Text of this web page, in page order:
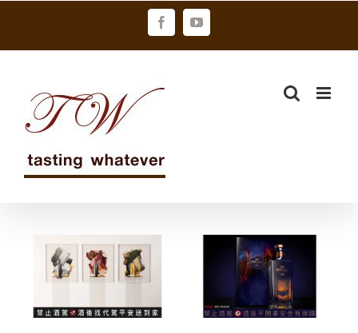
FacebookYouTube
「泥煤神獸」
三款新品抵台
Mortlach慕赫
全新鉅獻「慕
赫50」